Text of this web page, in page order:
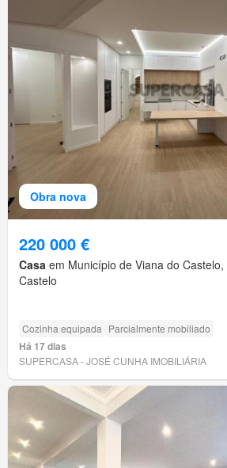
Obra nova
220 000 €
Casa em Município de Viana do
Castelo
Cozinha equipada Parcialmente mobiliado
Há 17 dias
SUPERCASA - JOSÉ CUNHA IMOBILIÁRIA